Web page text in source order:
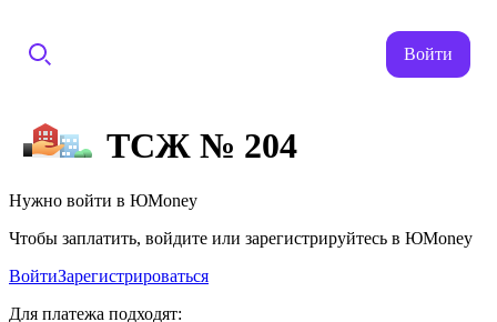
Войти
ТСЖ № 204
Нужно войти в ЮMoney
Чтобы заплатить, войдите или зарегистрируйтесь в ЮMoney
ВойтиЗарегистрироваться
Для платежа подходят: